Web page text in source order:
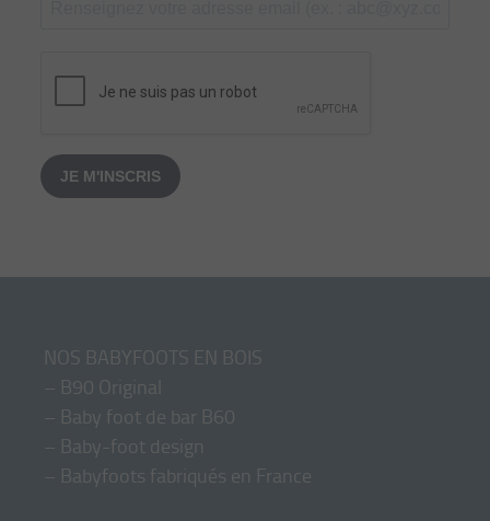
JE M'INSCRIS
NOS BABYFOOTS EN BOIS
– B90 Original
– Baby foot de bar B60
– Baby-foot design
– Babyfoots fabriqués en France